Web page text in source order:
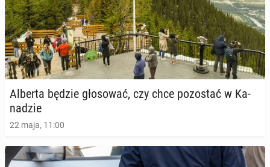
Alberta będzie gło­so­wać, czy chce po­zo­stać w Ka­
na­dzie
22 maja, 11:00